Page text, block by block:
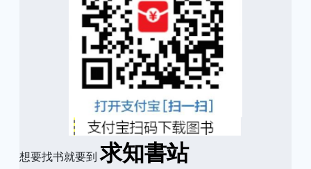
想要找书就要到求知書站